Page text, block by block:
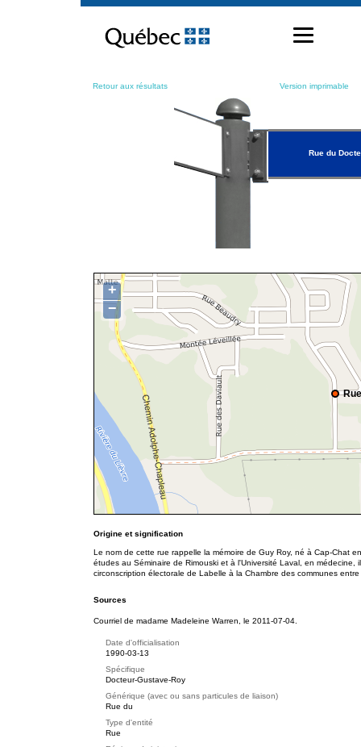
contenu
Retour aux résultats Version imprimable
Rue du
+
−
Origine et signification
Le nom de cette rue rappelle la mémoire de Guy Roy, né à Cap-Chat
études au Séminaire de Rimouski et à l'Université Laval, en
circonscription électorale de Labelle à la Chambre des communes
Sources
Courriel de madame Madeleine Warren, le 2011-07-04.
Date d'officialisation
1990-03-13
Spécifique
Docteur-Gustave-Roy
Générique (avec ou sans particules de liaison)
Rue du
Type d'entité
Rue